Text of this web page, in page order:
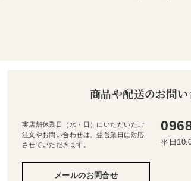
商品や配送のお問
実店舗休業日（水・日）にいただいたご
注文やお問い合わせは、翌営業日に対応
させていただきます。
平日
メールのお問合せ